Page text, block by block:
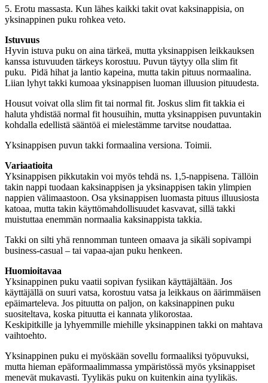
5. Erotu massasta. Kun lähes kaikki takit ovat kaksinappisia, on
yksinappinen puku rohkea veto.
Istuvuus
Hyvin istuva puku on aina tärkeä, mutta yksinappisen leikkauksen
kanssa istuvuuden tärkeys korostuu. Puvun täytyy olla slim fit
puku. Pidä hihat ja lantio kapeina, mutta takin pituus normaalina.
Liian lyhyt takki kumoaa yksinappisen luoman illuusion pituudesta.
Housut voivat olla slim fit tai normal fit. Joskus slim fit takkia ei
haluta yhdistää normal fit housuihin, mutta yksinappisen puvuntakin
kohdalla edellistä sääntöä ei mielestämme tarvitse noudattaa.
Yksinappisen puvun takki formaalina versiona. Toimii.
Variaatioita
Yksinappisen pikkutakin voi myös tehdä ns. 1,5-nappisena. Tällöin
takin nappi tuodaan kaksinappisen ja yksinappisen takin ylimpien
nappien välimaastoon. Osa yksinappisen luomasta pituus illuusiosta
katoaa, mutta takin käyttömahdollisuudet kasvavat, sillä takki
muistuttaa enemmän normaalia kaksinappista takkia.
Takki on silti yhä rennomman tunteen omaava ja sikäli sopivampi
business-casual – tai vapaa-ajan puku henkeen.
Huomioitavaa
Yksinappinen puku vaatii sopivan fysiikan käyttäjältään. Jos
käyttäjällä on suuri vatsa, korostuu vatsa ja leikkaus on äärimmäisen
epäimarteleva. Jos pituutta on paljon, on kaksinappinen puku
suositeltava, koska pituutta ei kannata ylikorostaa.
Keskipitkille ja lyhyemmille miehille yksinappinen takki on mahtava
vaihtoehto.
Yksinappinen puku ei myöskään sovellu formaaliksi työpuvuksi,
mutta hieman epäformaalimmassa ympäristössä myös yksinappiset
menevät mukavasti. Tyylikäs puku on kuitenkin aina tyylikäs.